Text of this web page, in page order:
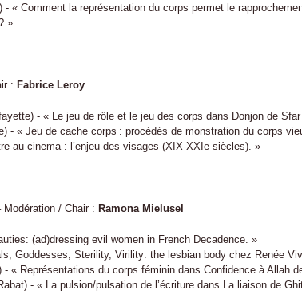
- « Comment la représentation du corps permet le
»
: Fabrice Leroy
- « Le jeu de rôle et le jeu des corps dans Donjon de
- « Jeu de cache corps : procédés de monstration du corps
au cinema : l’enjeu des visages (XIX-XXIe siècles). »
Modération / Chair : Ramona Mielusel
(ad)dressing evil women in French Decadence. »
Goddesses, Sterility, Virility: the lesbian body chez Renée
« Représentations du corps féminin dans Confidence à Allah
- « La pulsion/pulsation de l’écriture dans La liaison de